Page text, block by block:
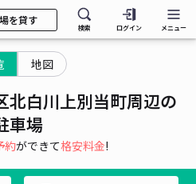
を貸す
検索 ログイン メニュー
地図
北白川上別当町周辺の
車場
約ができて格安料金!